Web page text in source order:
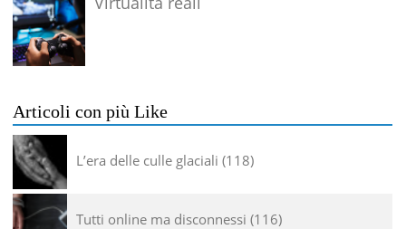
Articoli con più Like
L’era delle culle glaciali 118
Tutti online ma disconnessi 116